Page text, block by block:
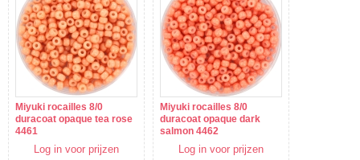
Miyuki rocailles 8/0
duracoat opaque tea rose
4461
Log in voor prijzen
Miyuki rocailles 8/0
duracoat opaque dark
salmon 4462
Log in voor prijzen